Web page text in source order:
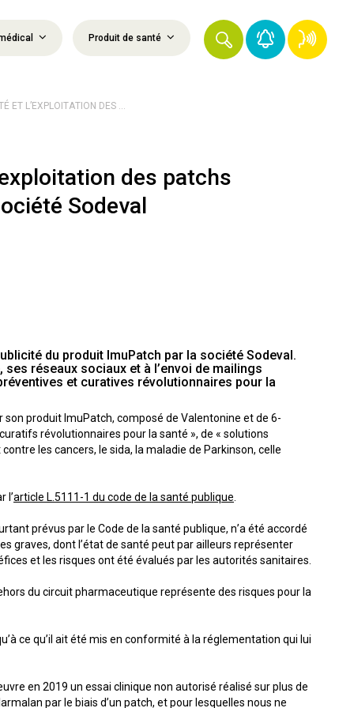
Produit de santé
ET L’EXPLOITATION DES ...
des patchs
Sodeval
du produit ImuPatch par la société Sodeval.
réseaux sociaux et à l’envoi de mailings
et curatives révolutionnaires pour la
son produit ImuPatch, composé de Valentonine et de 6-
révolutionnaires pour la santé », de « solutions
les cancers, le sida, la maladie de Parkinson, celle
l’article L.5111-1 du code de la santé publique
prévus par le Code de la santé publique, n’a été accordé
graves, dont l’état de santé peut par ailleurs représenter
et les risques ont été évalués par les autorités sanitaires.
du circuit pharmaceutique représente des risques pour la
ce qu’il ait été mis en conformité à la réglementation qui lui
en 2019 un essai clinique non autorisé réalisé sur plus de
par le biais d’un patch, et pour lesquelles nous ne